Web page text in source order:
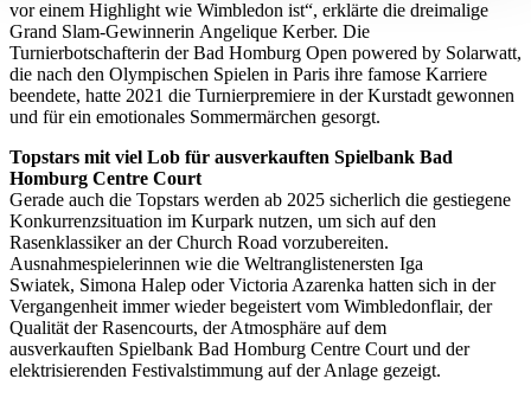
Abschnitt Einzelheitenfest.
Wir verwenden Cookies, um Inhalte und Anzeigen zu
personalisieren, Funktionen für soziale Medien anbieten
zu können und die Zugriffe auf unsere Website zu
analysieren. Außerdem geben wir Informationen zu Ihrer
Verwendung unserer Website an unsere Partner für
soziale Medien, Werbung und Analysen weiter. Unsere
Partner führen diese Informationen möglicherweise mit
weiteren Daten zusammen, die Sie ihnen bereitgestellt
haben oder die sie im Rahmen Ihrer Nutzung der Dienste
gesammelt haben. DieCookie-Einstellungen
jederzeit über den Link im Footer aufgerufen und
vor einem Highlight wie Wimbledon ist“, erklärte die dreimalige
Grand Slam-Gewinnerin Angelique Kerber. Die
Turnierbotschafterin der Bad Homburg Open powered by Solarwatt,
die nach den Olympischen Spielen in Paris ihre famose Karriere
beendete, hatte 2021 die Turnierpremiere in der Kurstadt gewonnen
und für ein emotionales Sommermärchen gesorgt.
Topstars mit viel Lob für ausverkauften Spielbank Bad
Homburg Centre Court
Gerade auch die Topstars werden ab 2025 sicherlich die gestiegene
Konkurrenzsituation im Kurpark nutzen, um sich auf den
Rasenklassiker an der Church Road vorzubereiten.
Ausnahmespielerinnen wie die Weltranglistenersten Iga
Swiatek, Simona Halep oder Victoria Azarenka hatten sich in der
Vergangenheit immer wieder begeistert vom Wimbledonflair, der
Qualität der Rasencourts, der Atmosphäre auf dem
ausverkauften Spielbank Bad Homburg Centre Court und der
elektrisierenden Festivalstimmung auf der Anlage gezeigt.